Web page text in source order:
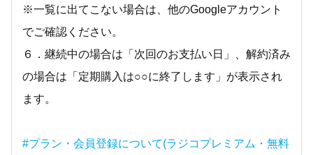
※一覧に出てこない場合は、他のGoogleアカウント
でご確認ください。
６．継続中の場合は「次回のお支払い日」、解約済み
の場合は「定期購入は○○に終了します」が表示され
ます。
#プラン・会員登録について(ラジコプレミアム・無料